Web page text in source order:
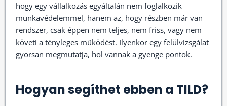
hogy egy vállalkozás egyáltalán nem foglalkozik
munkavédelemmel, hanem az, hogy részben már van
rendszer, csak éppen nem teljes, nem friss, vagy nem
követi a tényleges működést. Ilyenkor egy felülvizsgálat
gyorsan megmutatja, hol vannak a gyenge pontok.
Hogyan segíthet ebben a TILD?